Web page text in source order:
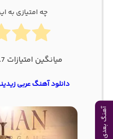
آهنگ بعدی
چه امتیازی به
میانگین امتیازات
دانلود آهنگ عربی